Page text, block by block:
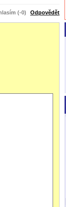
(-0) Odpovědět